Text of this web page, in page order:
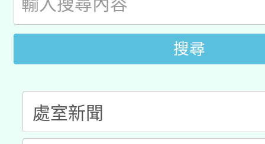
用水績優單位及節水達
桃園市孔廟祈福系列
開 智慧啟航」
2026年桃園地景藝術
搜尋